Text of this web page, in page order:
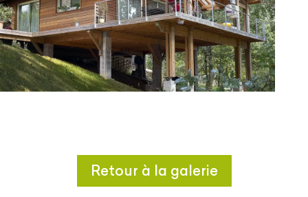
Retour à la galerie